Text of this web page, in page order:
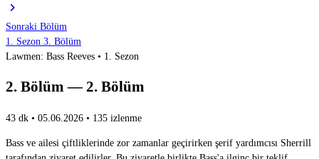
chevron_right
Sonraki Bölüm
1. Sezon 3. Bölüm
Lawmen: Bass Reeves • 1. Sezon
2. Bölüm — 2. Bölüm
43 dk • 05.06.2026 • 135 izlenme
Bass ve ailesi çiftliklerinde zor zamanlar geçirirken şerif yardımcısı Sherrill